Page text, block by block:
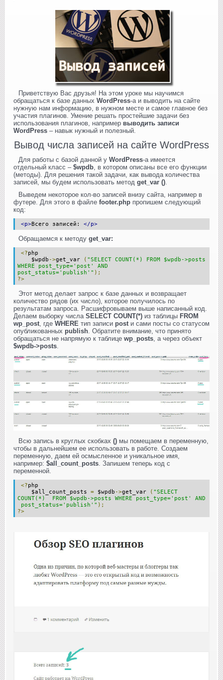
Приветствую Вас друзья! На этом уроке мы научимся
обращаться к базе данных WordPress-а и выводить на сайте
нужную нам информацию, в нужном месте и самое главное без
участия плагинов. Умение решать простейшие задачи без
использования плагинов, например выводить записи
WordPress – навык нужный и полезный.
Вывод числа записей на сайте WordPress
Для работы с базой данной у WordPress-а имеется
отдельный класс – $wpdb, в котором описаны все его функции
(методы). Для решения такой задачи, как вывода количества
записей, мы будем использовать метод get_var ().
Выведем некоторое кол-во записей внизу сайта, например в
футере. Для этого в файле footer.php пропишем следующий
код:
<p>Всего записей: </p>
Обращаемся к методу get_var:
<?php
$wpdb ->get_var ( "SELECT COUNT(*) FROM $wpdb->posts
WHERE post_type='post' AND
post_status='publish'" );
?>
Этот метод делает запрос к базе данных и возвращает
количество рядов (их число), которое получилось по
результатам запроса. Расшифровываем выше написанный код.
Делаем выборку числа SELECT COUNT(*) из таблицы FROM
wp_post, где WHERE тип записи postи сами посты со статусом
опубликованных publish. Обратите внимание, что принято
обращаться не напрямую к таблице wp_posts, а через объект
$wpdb->posts.
Всю запись в круглых скобках () мы помещаем в переменную,
чтобы в дальнейшем ее использовать в работе. Создаем
переменную, даем ей осмысленное и уникальное имя,
например: $all_count_posts. Запишем теперь код с
переменной.
<?php
$all_count_posts = $wpdb ->get_var ( "SELECT
COUNT(*) FROM $wpdb->posts WHERE post_type='post' AND
post_status='publish'" );
?>